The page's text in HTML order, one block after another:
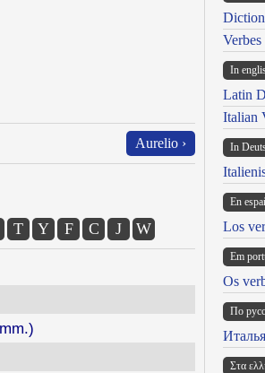
Aurelio ›
T Y F C J W
In
Latin
Italian
In
En
Los
Em
Os
По
Στα